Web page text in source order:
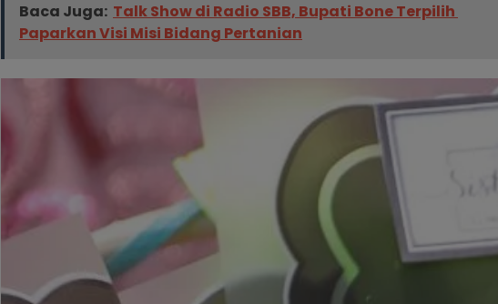
Baca Juga: Talk Show di Radio SBB, Bupati Bone Terpilih
Paparkan Visi Misi Bidang Pertanian